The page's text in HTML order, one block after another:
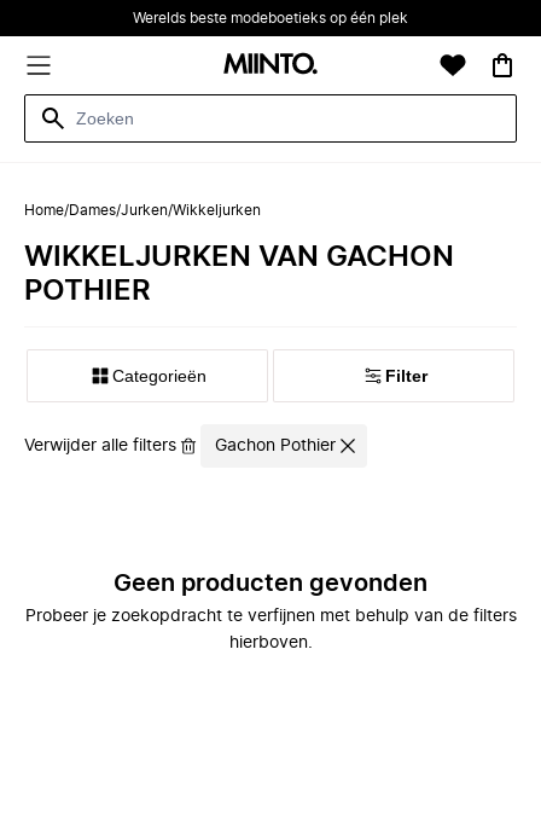
Werelds beste modeboetieks op één plek
Home/Dames/Jurken/Wikkeljurken
WIKKELJURKEN VAN GACHON
POTHIER
Categorieën Filter
Verwijder alle filters Gachon Pothier
Geen producten gevonden
Probeer je zoekopdracht te verfijnen met behulp van de filters
hierboven.